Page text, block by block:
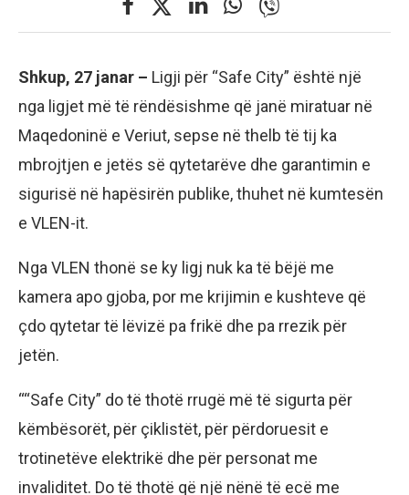
Shkup, 27 janar – Ligji për “Safe City” është një
nga ligjet më të rëndësishme që janë miratuar në
Maqedoninë e Veriut, sepse në thelb të tij ka
mbrojtjen e jetës së qytetarëve dhe garantimin e
sigurisë në hapësirën publike, thuhet në kumtesën
e VLEN-it.
Nga VLEN thonë se ky ligj nuk ka të bëjë me
kamera apo gjoba, por me krijimin e kushteve që
çdo qytetar të lëvizë pa frikë dhe pa rrezik për
jetën.
““Safe City” do të thotë rrugë më të sigurta për
këmbësorët, për çiklistët, për përdoruesit e
trotinetëve elektrikë dhe për personat me
invaliditet. Do të thotë që një nënë të ecë me